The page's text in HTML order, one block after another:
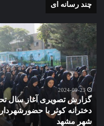
چند رسانه ای
گزارش
تصویری
آغاز
سال
تحصیلی
دبیرستان
نمونه
دولتی
دخترانه
کوثر
2024-09-23
گزارش تصویری آغاز سال
دخترانه کوثر با
شهر مشهد